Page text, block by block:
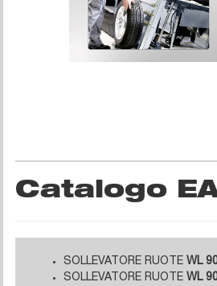
Catalogo
SOLLEVATORE RUOTE WL
SOLLEVATORE RUOTE WL